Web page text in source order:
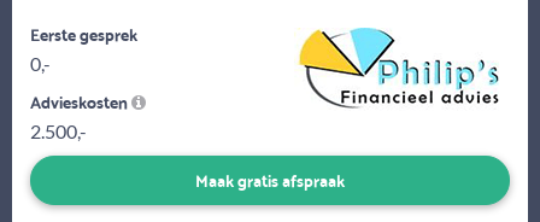
Eerste gesprek
0,-
Advieskosten
2.500,-
Maak gratis afspraak